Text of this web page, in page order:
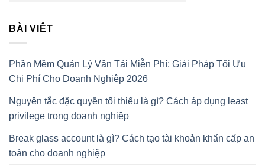
BÀI VIÊT
Phần Mềm Quản Lý Vận Tải Miễn Phí: Giải Pháp Tối Ưu
Chi Phí Cho Doanh Nghiệp 2026
Nguyên tắc đặc quyền tối thiểu là gì? Cách áp dụng least
privilege trong doanh nghiệp
Break glass account là gì? Cách tạo tài khoản khẩn cấp an
toàn cho doanh nghiệp